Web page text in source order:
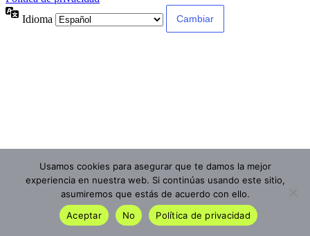
Idioma
Usamos cookies para asegurar que te damos la mejor
experiencia en nuestra web. Si continúas usando este sitio,
asumiremos que estás de acuerdo con ello.
Aceptar
No Política de privacidad